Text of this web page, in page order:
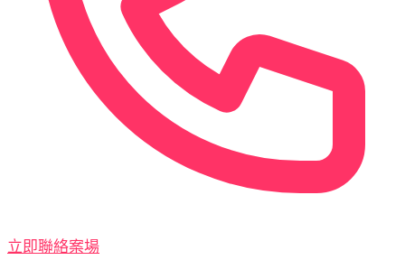
立即聯絡案場